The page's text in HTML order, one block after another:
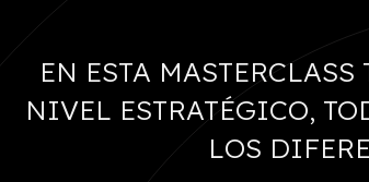
EN ESTA
NIVEL ESTRATÉGICO,
LOS